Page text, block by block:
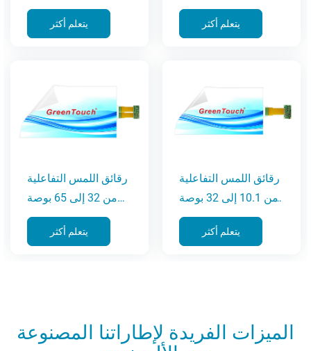
(سلسلة XTC)
يتعلم أكثر
(سلسلة XTB)
يتعلم أكثر
رقائق اللمس التفاعلية
من 32 إلى 65 بوصة
(سلسلة XTA)
يتعلم أكثر
رقائق اللمس التفاعلية
من 10.1 إلى 32 بوصة
(سلسلة XTM)
يتعلم أكثر
الميزات الفريدة لإطاراتنا المصنوعة